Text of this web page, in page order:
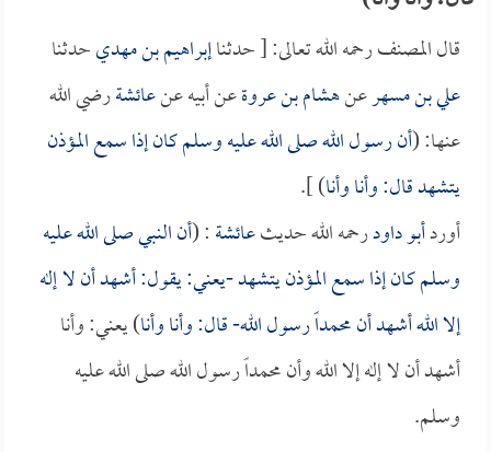
قال المصنف رحمه الله تعالى: [ حدثناإبراهيم بن مهديحدثنا
علي بن مسهرعنهشام بن عروةعن أبيه عنعائشةرضي الله
عنها: (أن رسول الله صلى الله عليه وسلم كان إذا سمع المؤذن
يتشهد قال: وأنا وأنا) ].
أوردأبو داودرحمه الله حديثعائشة: (أن النبي صلى الله عليه
وسلم كان إذا سمع المؤذن يتشهد -يعني: يقول: أشهد أن لا إله
إلا الله أشهد أن محمداً رسول الله- قال: وأنا وأنا) يعني: وأنا
أشهد أن لا إله إلا الله وأن محمداً رسول الله صلى الله عليه
وسلم.